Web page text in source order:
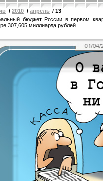
/ 2010 / апрель / 13
бюджет России в первом
307,605 миллиарда рублей.